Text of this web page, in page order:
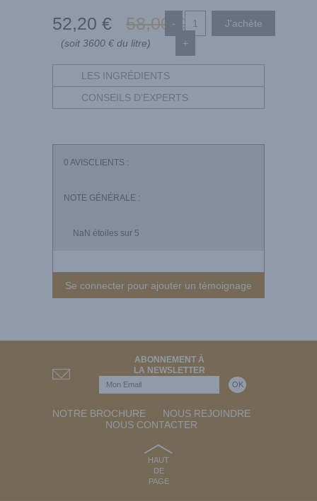
52,20 € 58,00 €
(soit 3600 € du litre)
-
+
LES INGRÉDIENTS
CONSEILS D'EXPERTS
0 AVISCLIENTS :
NOTE GÉNÉRALE :
NaN étoiles sur 5
Se connecter pour ajouter un témoignage
ABONNEMENT À
LA NEWSLETTER
NOTRE BROCHURE
NOUS REJOINDRE
NOUS CONTACTER
HAUT
DE
PAGE